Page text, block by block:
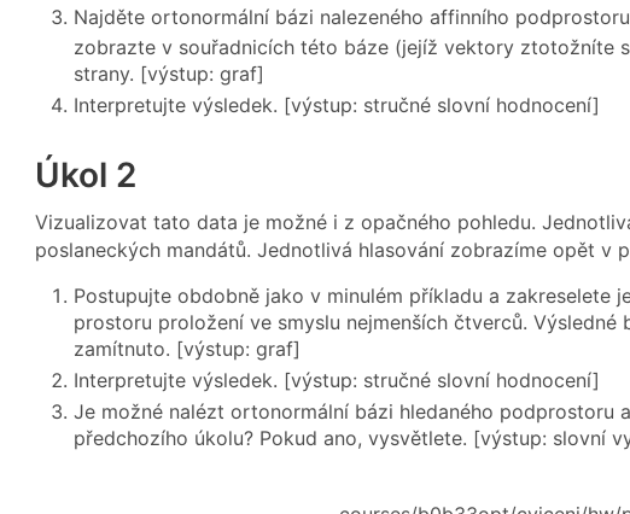
Najděte ortonormální bázi nalezeného affinního podprostoru
zobrazte v souřadnicích této báze (jejíž vektory ztotožníte
strany. [výstup: graf]
Interpretujte výsledek. [výstup: stručné slovní hodnocení]
Úkol 2
Vizualizovat tato data je možné i z opačného pohledu.
poslaneckých mandátů. Jednotlivá hlasování zobrazíme opět v
Postupujte obdobně jako v minulém příkladu a zakreselete
prostoru proložení ve smyslu nejmenších čtverců.
zamítnuto. [výstup: graf]
Interpretujte výsledek. [výstup: stručné slovní hodnocení]
Je možné nalézt ortonormální bázi hledaného
předchozího úkolu? Pokud ano, vysvětlete. [výstup: slovní